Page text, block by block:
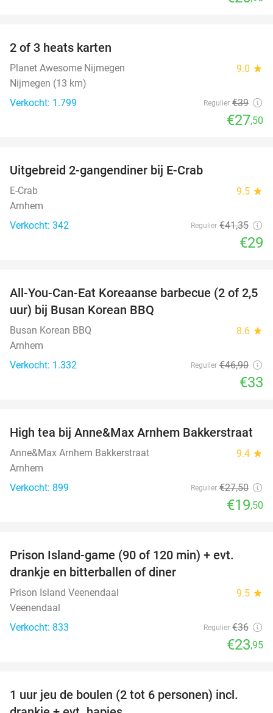
2 of 3 heats karten
Planet Awesome Nijmegen 9.0 star
Nijmegen (13 km)
Verkocht: 1.799
Regulier €39
€27,50
Uitgebreid 2-gangendiner bij E-Crab
E-Crab 9.5 star
Arnhem
Verkocht: 342
Regulier €41,35
€29
30%
All-You-Can-Eat Koreaanse barbecue (2 of 2,5
uur) bij Busan Korean BBQ
Busan Korean BBQ 8.6 star
Arnhem
Verkocht: 1.332
Regulier €46,90
€33
29%
High tea bij Anne&Max Arnhem Bakkerstraat
Anne&Max Arnhem Bakkerstraat 9.4 star
Arnhem
Verkocht: 899
Regulier €27,50
€19,50
Prison Island-game (90 of 120 min) + evt.
drankje en bitterballen of diner
Prison Island Veenendaal 9.5 star
Veenendaal
Verkocht: 833
Regulier €36
€23,95
47%
1 uur jeu de boulen (2 tot 6 personen) incl.